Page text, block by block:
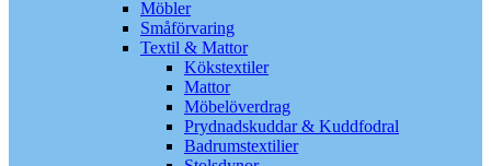
Möbler
Småförvaring
Textil & Mattor
Kökstextiler
Mattor
Möbelöverdrag
Prydnadskuddar & Kuddfodral
Badrumstextilier